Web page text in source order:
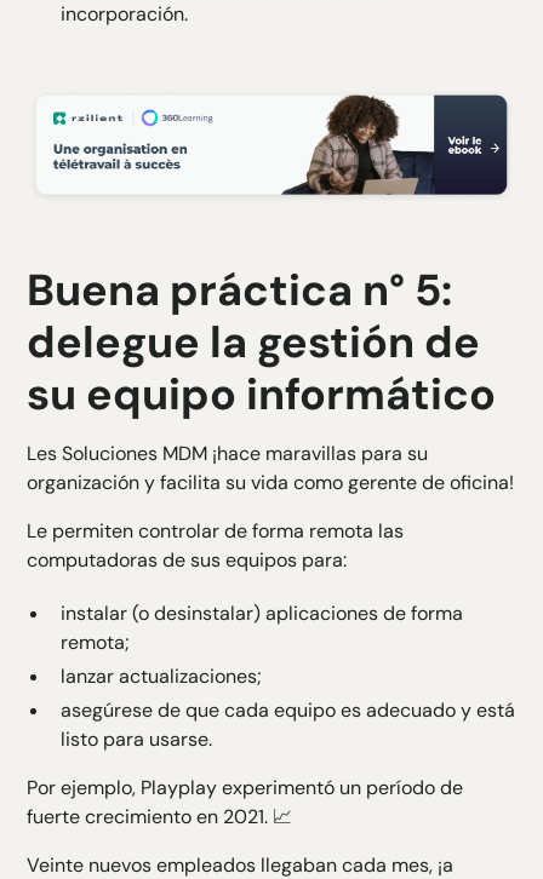
incorporación.
Buena práctica n° 5:
delegue la gestión de
su equipo informático
LesSoluciones MDM ¡hace maravillas para su
organización y facilita su vida como gerente de oficina!
Le permiten controlar de forma remota las
computadoras de sus equipos para:
instalar (o desinstalar) aplicaciones de forma
remota;
lanzar actualizaciones;
asegúrese de que cada equipo es adecuado y está
listo para usarse.
Por ejemplo, Playplay experimentó un período de
fuerte crecimiento en 2021. 📈
Veinte nuevos empleados llegaban cada mes, ¡a